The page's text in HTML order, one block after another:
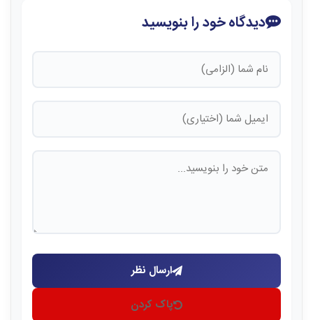
دیدگاه خود را بنویسید
ارسال نظر
پاک کردن